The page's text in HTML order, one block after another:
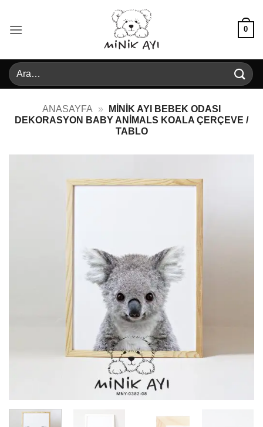
0
Ara:
ANASAYFA »
MINIK AYI BEBEK ODASI
DEKORASYON BABY ANIMALS KOALA ÇERÇEVE /
TABLO